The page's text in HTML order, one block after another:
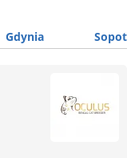
Gdynia Sopot